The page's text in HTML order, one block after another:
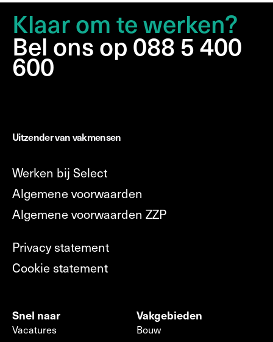
Klaar om te werken?
Bel ons op 088 5 400
600
Uitzender van vakmensen
Werken bij Select
Algemene voorwaarden
Algemene voorwaarden ZZP
Privacy statement
Cookie statement
Snel naar
Vacatures
Vakgebieden
Bouw